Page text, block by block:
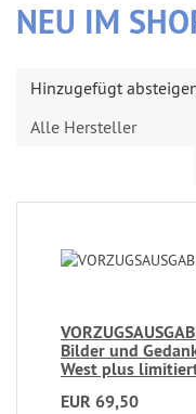
NEU IM
Hinzugefügt
Alle Hersteller
Bilder und
West plus
EUR 69,50